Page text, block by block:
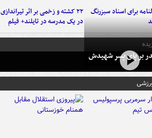
برای اسناد سبزرنگ
۲۲ کشته و زخمی بر اثر تیراندازی
در یک مدرسه در تایلند+ فیلم
بر پای پسر شهیدش